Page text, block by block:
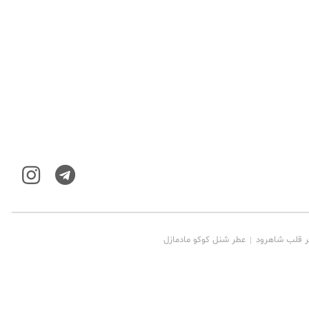
قلب شاهرود عطر شنل کوکو مادمازل